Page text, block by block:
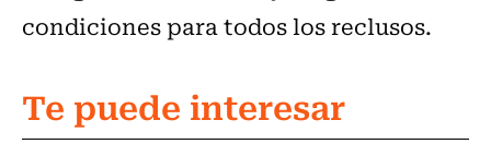
condiciones para todos los reclusos.
Te puede interesar